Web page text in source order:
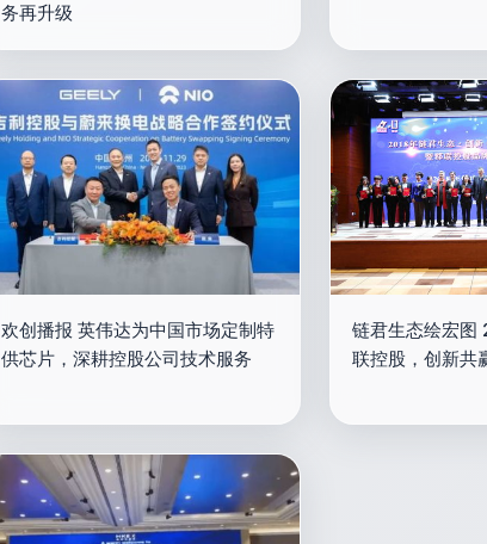
务再升级
欢创播报 英伟达为中国市场定制特
供芯片，深耕控股公司技术服务
链君生态绘宏图
联控股，创新共